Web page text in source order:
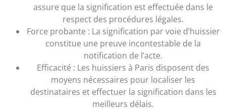
assure que la signification est effectuée dans le
respect des procédures légales.
Force probante : La signification par voie d’huissier
constitue une preuve incontestable de la
notification de l’acte.
Efficacité : Les huissiers à Paris disposent des
moyens nécessaires pour localiser les
destinataires et effectuer la signification dans les
meilleurs délais.